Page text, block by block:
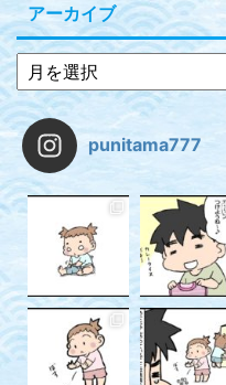
アーカイブ
punitama777